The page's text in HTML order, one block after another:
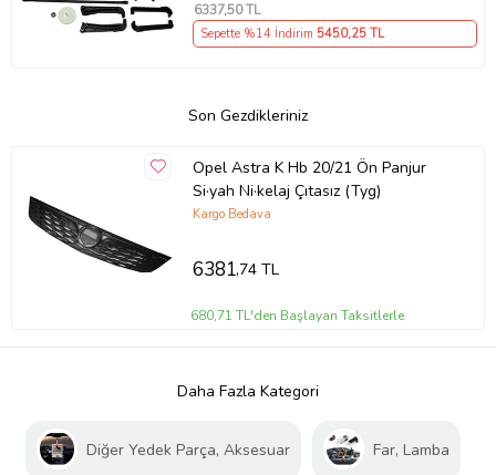
6337,50 TL
Sepette %14 İndirim 5450,25 TL
Son Gezdikleriniz
Opel Astra K Hb 20/21 Ön Panjur
Si·yah Ni·kelaj Çıtasız (Tyg)
Kargo Bedava
6381,74 TL
680,71 TL'den Başlayan Taksitlerle
Daha Fazla Kategori
Diğer Yedek Parça, Aksesuar Far, Lamba